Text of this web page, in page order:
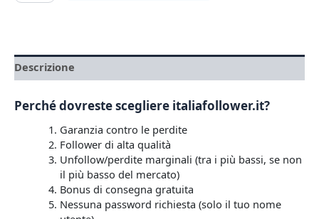
Descrizione
Perché dovreste scegliere italiafollower.it?
Garanzia contro le perdite
Follower di alta qualità
Unfollow/perdite marginali (tra i più bassi, se non
il più basso del mercato)
Bonus di consegna gratuita
Nessuna password richiesta (solo il tuo nome